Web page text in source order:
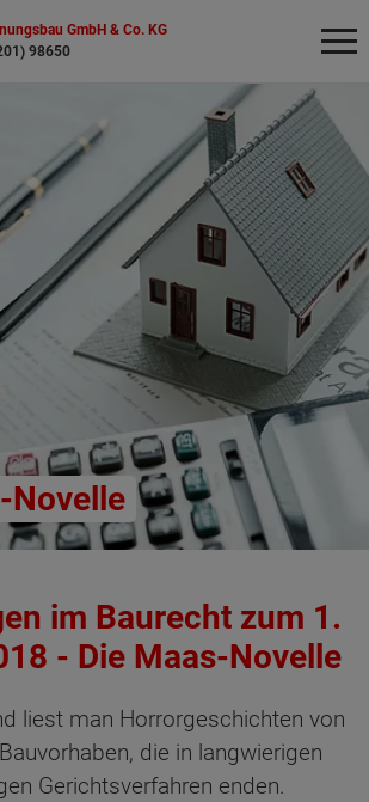
GmbH & Co. KG
98650
Novelle
im Baurecht zum 1.
- Die Maas-Novelle
liest man Horrorgeschichten von
die in langwierigen
Gerichtsverfahren enden.
Sie suchen?